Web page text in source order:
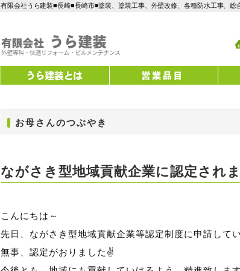
有限会社うら建装■長崎■長崎市■塗装、塗装工事、外壁改修、各種防水工事、
お母さんのつぶやき
ながさき型地域貢献企業に認定され
こんにちは～
先日、ながさき型地域貢献企業等認定制度に申請してい
無事、認定がおりました✌